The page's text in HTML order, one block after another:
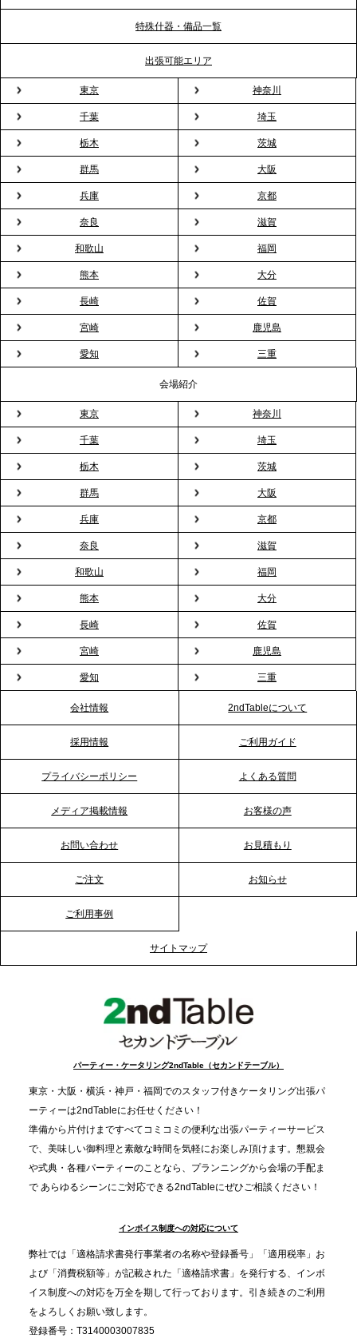
TBS「Nスタ」で、2ndTable「1DISH」の花見オー
ドブルが紹介されました
2026.3.23
プレスリリースのご案内｜入社式の“そのまま懇親
会”が企業で広がる。 新入社員の交流を支える『オフ
ィスケータリング』という新しい活用法
2026.3.20
NHK「ニュースウオッチ9」で、2ndTable「室内花
見」が紹介されました
2026.3.16
プレスリリースのご案内｜2026年、春の親睦は「花
粉レス」な室内花見。福利厚生としても注目され
る、快適で新しいお花見体験
2026.3.5
プレスリリースのご案内｜「室内お花見」の法人利
用が前年比4倍に急増。オフィスに桜が届く福利厚生
の新定番
2026.2.13
プレスリリースのご案内｜オフィスが「１日限定の
バー」に！福利厚生・社内交流を格上げする《出張
バーテンダー》サービスを開始
2026.1.26
プレスリリースのご案内｜もう「義理チョコ」で悩
まない。職場のバレンタインをケータリングで“福利
厚生”化。採用にも効く新スタイルを提案
2026.1.23
RKB毎日放送「RKB NEWS」で、2ndTable「恵方
巻きケータリング」が紹介されました
2026.1.20
る？「恵方巻きケータリング」で、社内コミュニケ
ーションを活性化
2025.12.12
事提供を実施へ
TBS「Nスタ」で、2ndTable「1DISH」が紹介され
ました
2025.11.21
プレスリリースのご案内｜忘年会は“移動時間ゼロ
分”の時代へ。法人注文が前年比5倍に伸びた「宅配
オードブル」が提案する、新しい乾杯文化
プレスリリースのご案内｜職場で完結する“忘年会・
納会ケータリング”が人気。幹事負担を軽減し、社内
コミュニケーションを促進
特殊什器・備品一覧
出張可能エリア
東京 神奈川
千葉 埼玉
栃木 茨城
群馬 大阪
兵庫 京都
奈良 滋賀
和歌山 福岡
熊本 大分
長崎 佐賀
宮崎 鹿児島
愛知 三重
会場紹介
東京 神奈川
千葉 埼玉
栃木 茨城
群馬 大阪
兵庫 京都
奈良 滋賀
和歌山 福岡
熊本 大分
長崎 佐賀
宮崎 鹿児島
愛知 三重
会社情報 2ndTableについて
採用情報 ご利用ガイド
プライバシーポリシー よくある質問
メディア掲載情報 お客様の声
お問い合わせ お見積もり
ご注文 お知らせ
ご利用事例
サイトマップ
パーティー・ケータリング2ndTable（セカンドテーブル）
東京・大阪・横浜・神戸・福岡でのスタッフ付きケータリング出張パ
ーティーは2ndTableにお任せください！
準備から片付けまですべてコミコミの便利な出張パーティーサービス
で、美味しい御料理と素敵な時間を気軽にお楽しみ頂けます。懇親会
や式典・各種パーティーのことなら、プランニングから会場の手配ま
で あらゆるシーンにご対応できる2ndTableにぜひご相談ください！
インボイス制度への対応について
弊社では「適格請求書発行事業者の名称や登録番号」「適用税率」お
よび「消費税額等」が記載された「適格請求書」を発行する、インボ
イス制度への対応を万全を期して行っております。引き続きのご利用
をよろしくお願い致します。
登録番号：T3140003007835